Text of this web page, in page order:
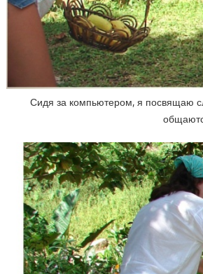
Сидя за компьютером, я посвящаю